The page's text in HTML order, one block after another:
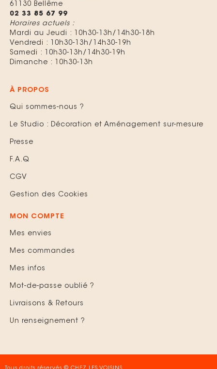
61130 Bellême
02 33 85 67 99
Horaires actuels :
Mardi au Jeudi :
10h30-13h/14h30-18h
Vendredi : 10h30-13h/14h30-19h
Samedi : 10h30-13h/14h30-19h
Dimanche : 10h30-13h
À PROPOS
Qui sommes-nous ?
Le Studio : Décoration et Aménagement sur-mesure
Presse
F.A.Q
CGV
Gestion des Cookies
MON COMPTE
Mes envies
Mes commandes
Mes infos
Mot-de-passe oublié ?
Livraisons & Retours
Un renseignement ?